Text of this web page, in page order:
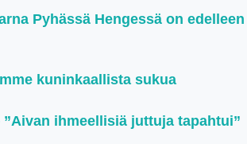
Pyhässä Hengessä on edelleen
kuninkaallista sukua
ihmeellisiä juttuja tapahtui”